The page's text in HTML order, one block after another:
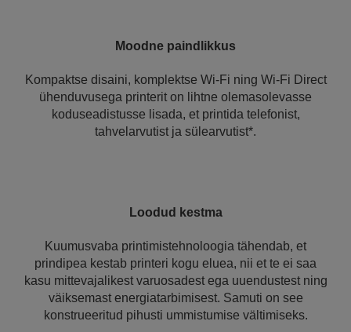
Moodne paindlikkus
Kompaktse disaini, komplektse Wi-Fi ning Wi-Fi Direct
ühenduvusega printerit on lihtne olemasolevasse
koduseadistusse lisada, et printida telefonist,
tahvelarvutist ja sülearvutist*.
Loodud kestma
Kuumusvaba printimistehnoloogia tähendab, et
prindipea kestab printeri kogu eluea, nii et te ei saa
kasu mittevajalikest varuosadest ega uuendustest ning
väiksemast energiatarbimisest. Samuti on see
konstrueeritud pihusti ummistumise vältimiseks.